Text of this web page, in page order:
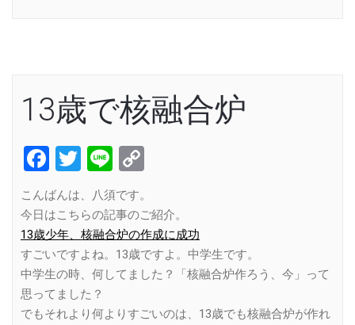
13歳で核融合炉
Facebook
Twitter
Line
こんばんは、八須です。
今日はこちらの記事のご紹介。
13歳少年、核融合炉の作成に成功
すごいですよね。13歳ですよ。中学生です。
中学生の時、何してました？「核融合炉作ろう、今」って
思ってました？
でもそれより何よりすごいのは、13歳でも核融合炉が作れ